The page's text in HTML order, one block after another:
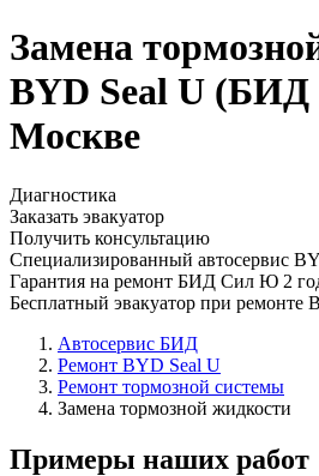
Замена
BYD Seal U
Москве
Диагностика
Заказать эвакуатор
Получить консультацию
Специализированный автосервис
Гарантия на ремонт БИД Сил Ю 2
Бесплатный эвакуатор при ремонте
Автосервис БИД
Ремонт BYD Seal U
Ремонт тормозной системы
Замена тормозной жидкости
Примеры наших работ